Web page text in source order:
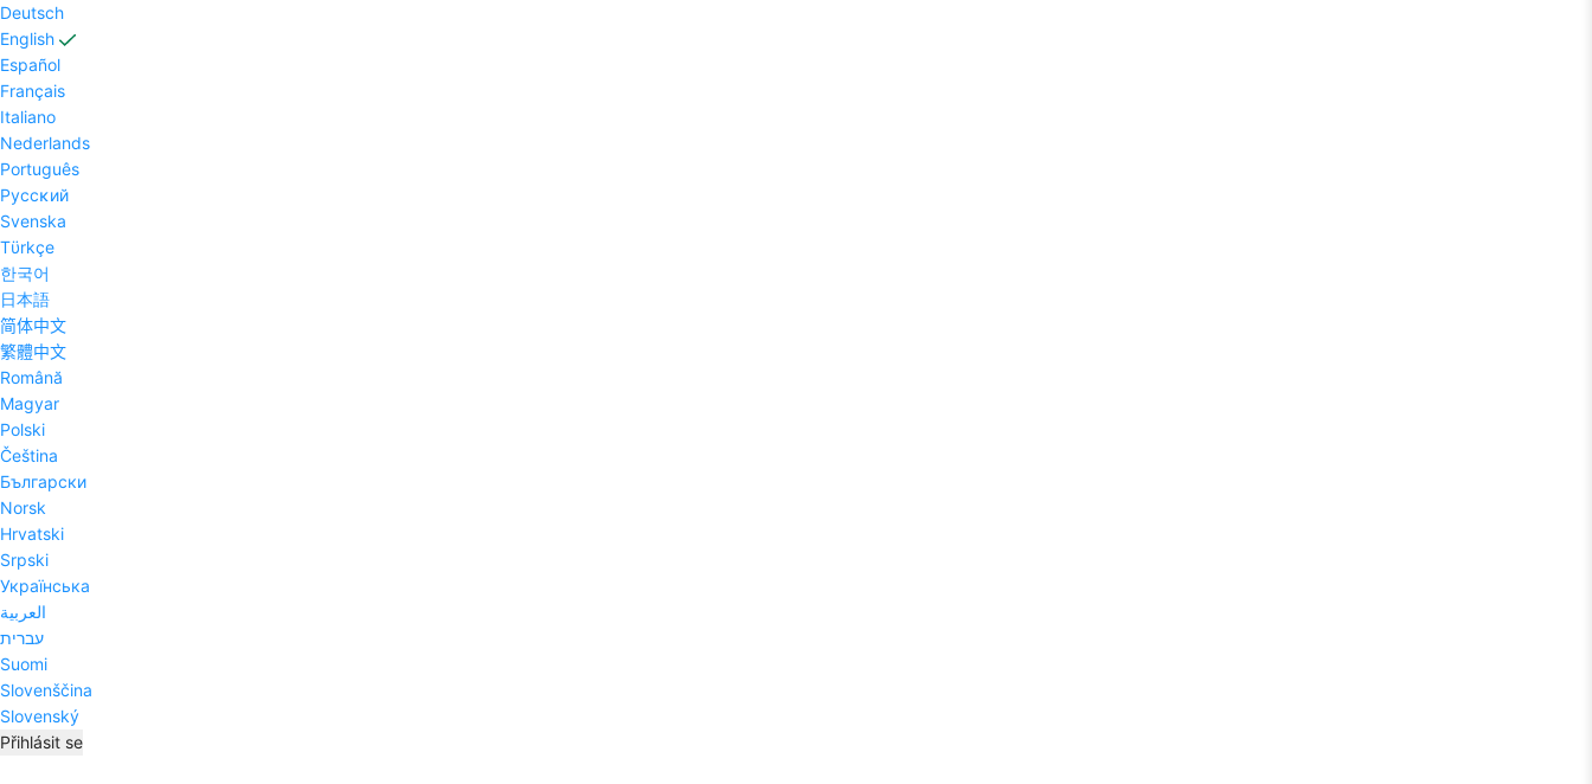
Deutsch
English
Español
Français
Italiano
Nederlands
Português
Pyccĸий
Svenska
Tϋrkçe
한국어
日本語
简体中文
繁體中文
Română
Magyar
Polski
Čeština
Български
Norsk
Hrvatski
Srpski
Українська
العربية
עברית
Suomi
Slovenščina
Slovenský
Přihlásit se